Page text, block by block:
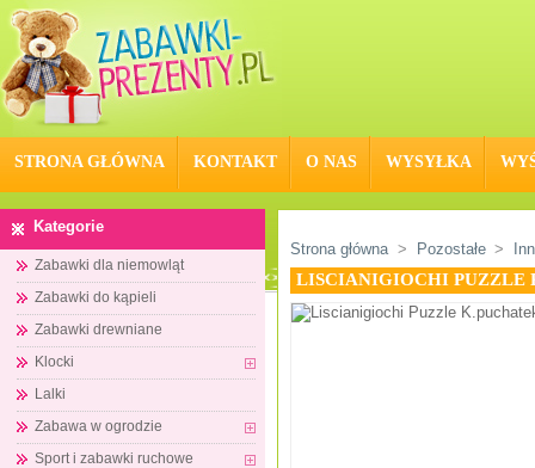
STRONA GŁÓWNA KONTAKT O NAS WYSYŁKA
Kategorie
Zabawki dla niemowląt
Zabawki do kąpieli
Zabawki drewniane
Klocki
Lalki
Zabawa w ogrodzie
Sport i zabawki ruchowe
Strona główna > Pozostałe >
LISCIANIGIOCHI PUZZLE